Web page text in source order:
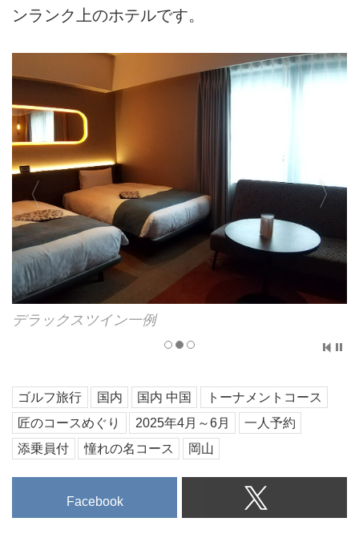
ンランク上のホテルです。
デラックスツイン一例
ゴルフ旅行 国内 国内 中国
トーナメントコース
匠のコースめぐり
2025年4月～6月
一人予約
添乗員付
憧れの名コース 岡山
Facebook